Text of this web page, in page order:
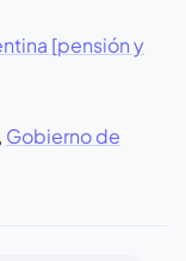
[pensión y
, Gobierno de